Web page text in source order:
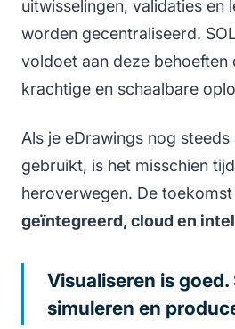
uitwisselingen, validaties en
worden gecentraliseerd.
voldoet aan deze behoeften
krachtige en schaalbare
Als je eDrawings nog
gebruikt, is het misschien
heroverwegen. De
geïntegreerd, cloud en
Visualiseren is
simuleren en